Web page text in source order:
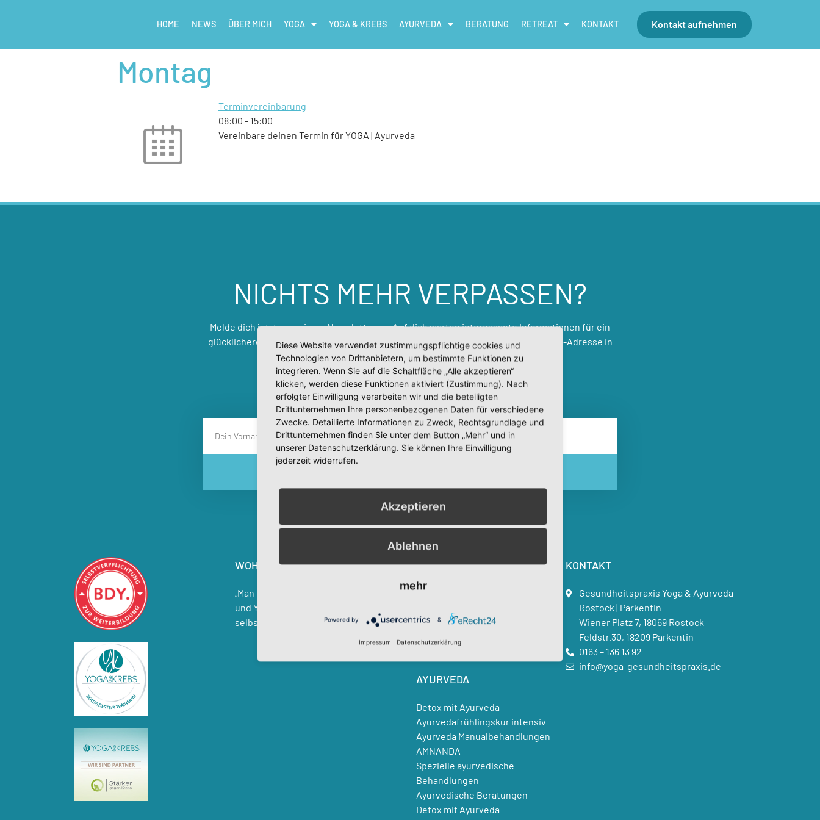
HOME NEWS ÜBER MICH YOGA YOGA & KREBS AYURVEDA BERATUNG RETREAT KONTAKT Kontakt aufnehmen
Montag
Terminvereinbarung
08:00 - 15:00
Vereinbare deinen Termin für YOGA | Ayurveda
NICHTS MEHR VERPASSEN?
Melde dich jetzt zu meinem Newsletter an. Auf dich warten interessante Informationen für ein
glücklicheres, aktiveres und entspannteres Leben. Trage dazu einfach deine E-Mail-Adresse in
das Feld ein. Du kannst dich jederzeit wieder abmelden.
WOHIN KOMMT MAN DURCH YOGA?
„Man hat sich von sich selbst entfernt
und Yoga bringt einen zurück zu sich
selbst.“ (T.K.V.Desikachar)
YOGA
Yoga Kurse
Yoga im Unternehmen
Workshops
AYURVEDA
Detox mit Ayurveda
Ayurvedafrühlingskur intensiv
Ayurveda Manualbehandlungen
AMNANDA
Spezielle ayurvedische
Behandlungen
Ayurvedische Beratungen
Detox mit Ayurveda
KONTAKT
Gesundheitspraxis Yoga & Ayurveda
Rostock | Parkentin
Wiener Platz 7, 18069 Rostock
Feldstr.30, 18209 Parkentin
0163 – 136 13 92
info@yoga-gesundheitspraxis.de
Diese Website verwendet zustimmungspflichtige cookies und
Technologien von Drittanbietern, um bestimmte Funktionen zu
integrieren. Wenn Sie auf die Schaltfläche „Alle akzeptieren“
klicken, werden diese Funktionen aktiviert (Zustimmung). Nach
erfolgter Einwilligung verarbeiten wir und die beteiligten
Drittunternehmen Ihre personenbezogenen Daten für verschiedene
Zwecke. Detaillierte Informationen zu Zweck, Rechtsgrundlage und
Drittunternehmen finden Sie unter dem Button „Mehr“ und in
unserer Datenschutzerklärung. Sie können Ihre Einwilligung
jederzeit widerrufen.
Akzeptieren
Ablehnen
mehr
Powered by &
Impressum Datenschutzerklärung